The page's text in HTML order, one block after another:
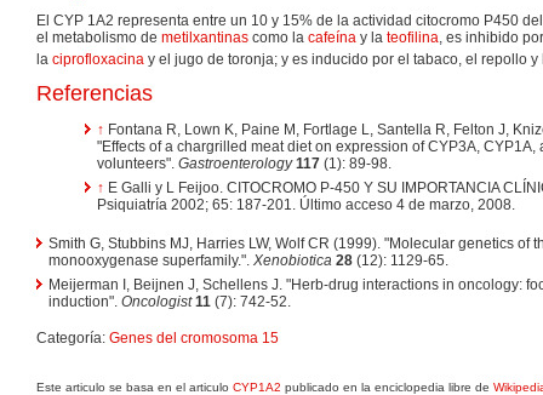
El CYP 1A2 representa entre un 10 y 15% de la actividad citocromo P450
el metabolismo de metilxantinas como la cafeína y la teofilina, es inhibido
la ciprofloxacina y el jugo de toronja; y es inducido por el tabaco, el repollo
Referencias
↑ Fontana R, Lown K, Paine M, Fortlage L, Santella R, Felton J,
"Effects of a chargrilled meat diet on expression of CYP3A,
volunteers". Gastroenterology 117 (1): 89-98.
↑ E Galli y L Feijoo. CITOCROMO P-450 Y SU IMPORTANCIA
Psiquiatría 2002; 65: 187-201. Último acceso 4 de marzo, 2008.
Smith G, Stubbins MJ, Harries LW, Wolf CR (1999). "Molecular genetics of
monooxygenase superfamily.". Xenobiotica 28 (12): 1129-65.
Meijerman I, Beijnen J, Schellens J. "Herb-drug interactions in oncology:
induction". Oncologist 11 (7): 742-52.
Categoría: Genes del cromosoma 15
Este articulo se basa en el articulo CYP1A2 publicado en la enciclopedia libre de